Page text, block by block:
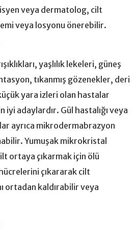
veya dermatolog, cilt
veya losyonu önerebilir.
yaşlılık lekeleri, güneş
tıkanmış gözenekler, deri
yara izleri olan hastalar
adaylardır. Gül hastalığı veya
ayrıca mikrodermabrazyon
Yumuşak mikrokristal
ortaya çıkarmak için ölü
çıkararak cilt
ortadan kaldırabilir veya